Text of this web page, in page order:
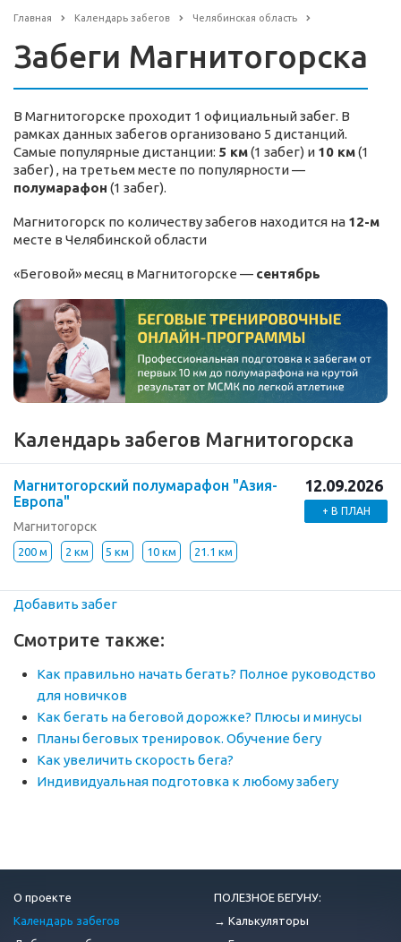
Главная Календарь забегов Челябинская область
Забеги Магнитогорска
В Магнитогорске проходит 1 официальный забег. В
рамках данных забегов организовано 5 дистанций.
Самые популярные дистанции: 5 км(1 забег) и 10 км(1
забег) , на третьем месте по популярности —
полумарафон (1 забег).
Магнитогорск по количеству забегов находится на 12-м
месте в Челябинской области
«Беговой» месяц в Магнитогорске — сентябрь
Календарь забегов Магнитогорска
Магнитогорский полумарафон "Азия-
Европа"
Магнитогорск
200 м 2 км 5 км 10 км 21.1 км
12.09.2026
+ В ПЛАН
Добавить забег
Смотрите также:
Как правильно начать бегать? Полное руководство
для новичков
Как бегать на беговой дорожке? Плюсы и минусы
Планы беговых тренировок. Обучение бегу
Как увеличить скорость бега?
Индивидуальная подготовка к любому забегу
О проекте
Календарь забегов
ПОЛЕЗНОЕ БЕГУНУ:
→ Калькуляторы